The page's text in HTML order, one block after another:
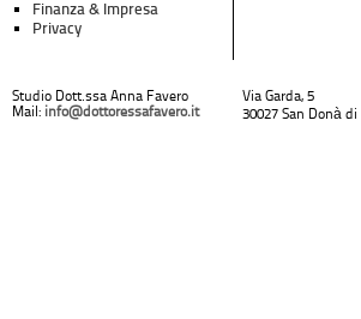
Finanza & Impresa
Privacy
Studio Dott.ssa Anna Favero
Mail: info@dottoressafavero.it
Via Garda, 5
30027 San Donà di